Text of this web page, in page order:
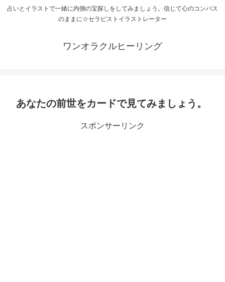
占いとイラストで一緒に内側の宝探しをしてみましょう。信じて心のコンパス
のままに☆セラピストイラストレーター
ワンオラクルヒーリング
あなたの前世をカードで見てみましょう。
スポンサーリンク